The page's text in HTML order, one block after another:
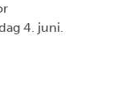
4. juni.